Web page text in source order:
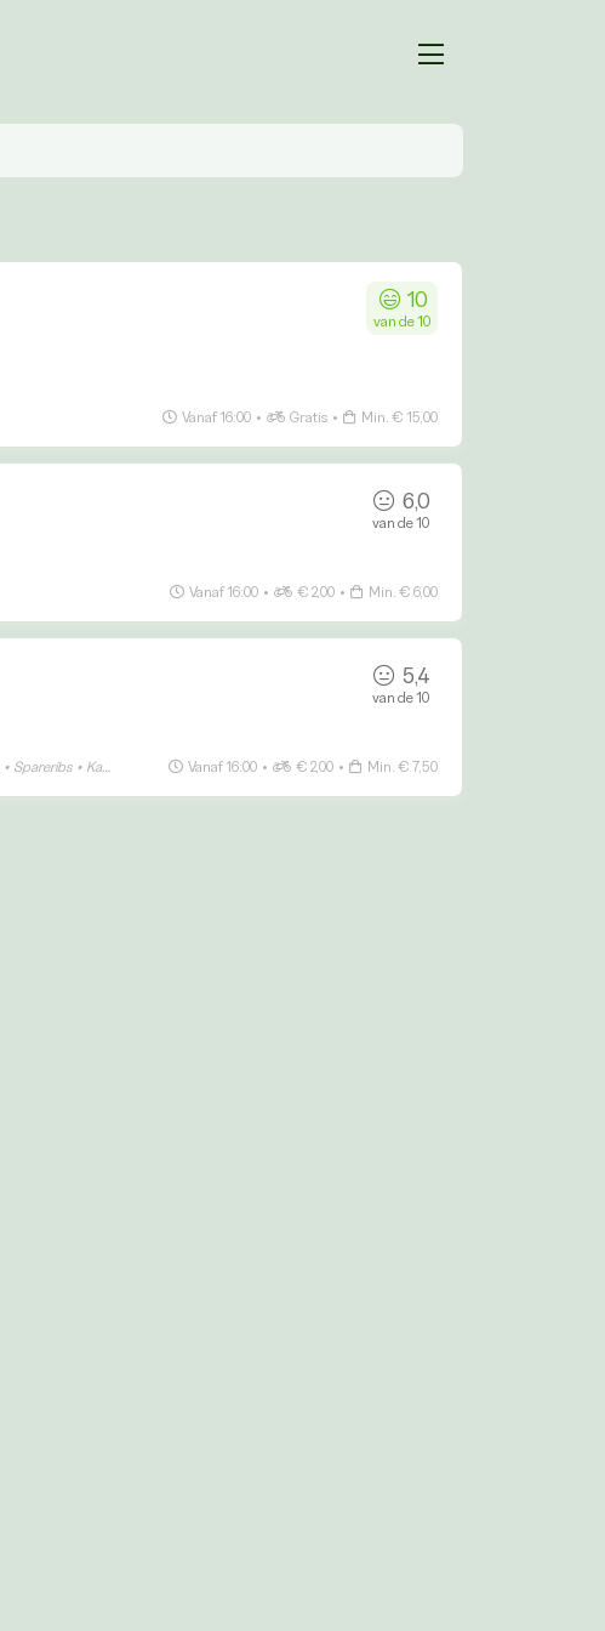
10
van de 10
Vanaf 16:00 • Gratis • Min. € 15,00
6,0
van de 10
Vanaf 16:00 • € 2,00 • Min. € 6,00
5,4
van de 10
• Spareribs • Kapsalon BBQ Vanaf 16:00 • € 2,00 • Min. € 7,50